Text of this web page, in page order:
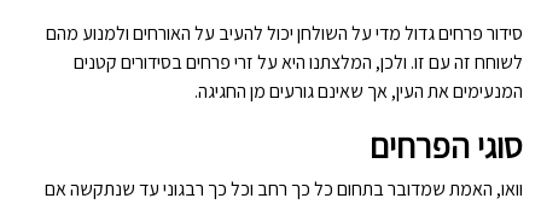
סידור פרחים גדול מדי על השולחן יכול להעיב על האורחים ולמנוע מהם
לשוחח זה עם זו. ולכן, המלצתנו היא על זרי פרחים בסידורים קטנים
המנעימים את העין, אך שאינם גורעים מן החגיגה.
סוגי הפרחים
וואו, האמת שמדובר בתחום כל כך רחב וכל כך רבגוני עד שנתקשה אם